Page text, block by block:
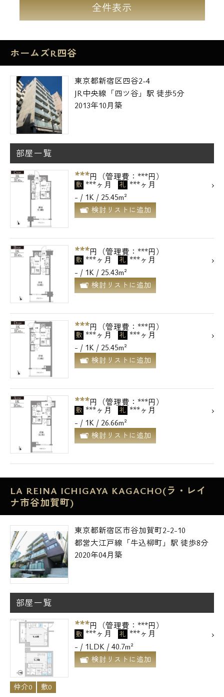
全件表示
ホームズR四谷
東京都新宿区四谷2-4
JR中央線「四ツ谷」駅 徒歩5分
2013年10月築
部屋一覧
***円（管理費：***円）
敷 ***ヶ月 礼 ***ヶ月
- / 1K / 25.45m²
検討リストに追加
***円（管理費：***円）
敷 ***ヶ月 礼 ***ヶ月
- / 1K / 25.43m²
検討リストに追加
***円（管理費：***円）
敷 ***ヶ月 礼 ***ヶ月
- / 1K / 25.45m²
検討リストに追加
***円（管理費：***円）
敷 ***ヶ月 礼 ***ヶ月
- / 1K / 26.66m²
検討リストに追加
LA REINA ICHIGAYA KAGACHO(ラ・レイ
ナ市谷加賀町)
東京都新宿区市谷加賀町2-2-10
都営大江戸線「牛込柳町」駅 徒歩8分
2020年04月築
部屋一覧
***円（管理費：***円）
敷 ***ヶ月 礼 ***ヶ月
- / 1LDK / 40.7m²
検討リストに追加
仲介0 敷0